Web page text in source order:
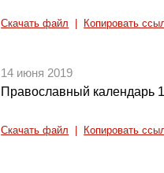
Скачать файл Копировать
14 июня 2019
Православный календарь
Скачать файл Копировать